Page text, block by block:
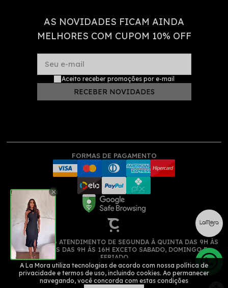
AS NOVIDADES FICAM AINDA
MELHORES COM CUPOM 10% OFF
Seu e-mail
RECEBER NOVIDADES
Aceito receber promoções por e-mail
(11) 913522516 ATENDIMENTO DE SEGUNDA À QUINTA DAS 9H ÀS
17H, SEXTAS DAS 9H ÀS 16H EXCETO SABADO, DOMINGO E
FERIADO
FORMAS DE PAGAMENTO
A La Mora utiliza tecnologias de acordo com nossa política de
privacidade e termos de uso, incluindo cookies. Ao permanecer
navegando, você concorda com estas condições